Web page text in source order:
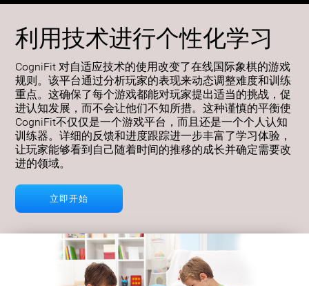
利用技术进行个性化学习
CogniFit 对自适应技术的使用改变了在线国际象棋的游戏
规则。该平台通过分析玩家的表现来动态调整难度和训练
重点。这确保了每个游戏都能对玩家提出适当的挑战，促
进认知发展，而不会让他们不知所措。这种谨慎的平衡使
CogniFit不仅仅是一个游戏平台，而且还是一个个人认知
训练器。详细的反馈和进度跟踪进一步丰富了学习体验，
让玩家能够看到自己随着时间的推移的成长并确定需要改
进的领域。
立即开始